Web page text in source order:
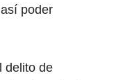
poder
delito de